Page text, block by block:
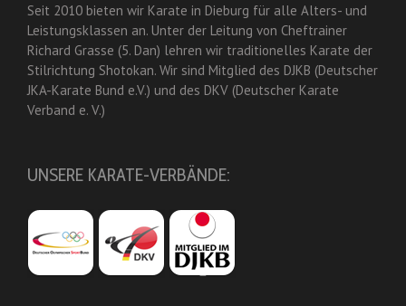
Seit 2010 bieten wir Karate in Dieburg für alle Alters- und
Leistungsklassen an. Unter der Leitung von Cheftrainer
Richard Grasse (5. Dan) lehren wir traditionelles Karate der
Stilrichtung Shotokan. Wir sind Mitglied des DJKB (Deutscher
JKA-Karate Bund e.V.) und des DKV (Deutscher Karate
Verband e. V.)
UNSERE KARATE-VERBÄNDE: